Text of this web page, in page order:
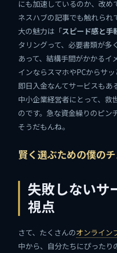
にも加速しているのか、改め
ネスハブの記事でも触れられ
大の魅力は「スピード感と手
タリングって、必要書類が多
あって、結構手間がかかるイ
インならスマホやPCからサ
即日入金なんてサービスもあ
中小企業経営者にとって、救
のです。急な資金繰りのピン
そうだもんね。
賢く選ぶための僕の
失敗しないサ
視点
さて、たくさんのオンライン
中から、自分たちにぴったり